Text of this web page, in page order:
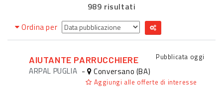
989 risultati
Ordina per
AIUTANTE PARRUCCHIERE Pubblicata oggi
ARPAL PUGLIA - Conversano (BA)
Aggiungi alle offerte di interesse